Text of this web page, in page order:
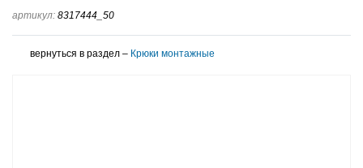
артикул: 8317444_50
вернуться в раздел – Крюки монтажные